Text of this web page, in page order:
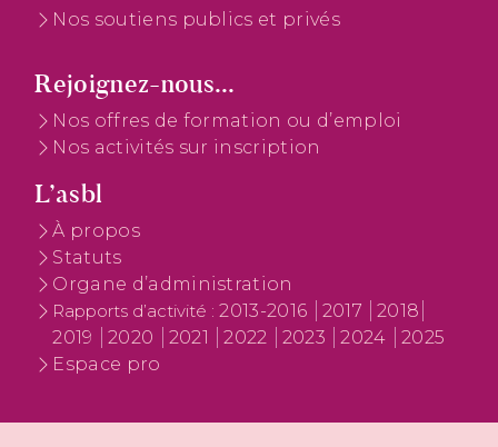
Nos soutiens publics et privés
Rejoignez-nous...
Nos offres de formation ou d’emploi
Nos activités sur inscription
L’asbl
À propos
Statuts
Organe d’administration
Rapports d’activité :2013-2016 2017
2018
2019
2020 2021 2022 2023 2024
2025
Espace pro